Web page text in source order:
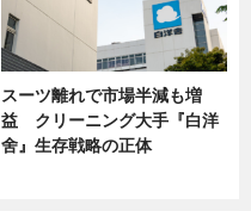
スーツ離れで市場半減も増
益 クリーニング大手『白洋
舍』生存戦略の正体